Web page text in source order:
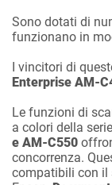
Sono dotati di
funzionano in
I vincitori di
Enterprise AM-
Le funzioni di
a colori della serie
e AM-C550
concorrenza.
compatibili con il